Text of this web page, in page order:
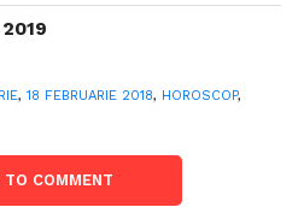
, 18 FEBRUARIE 2018, HOROSCOP,
TO COMMENT